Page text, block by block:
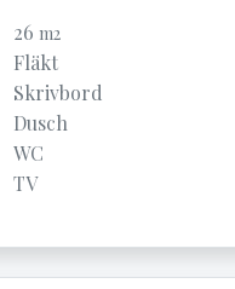
26 m2
Fläkt
Skrivbord
Dusch
WC
TV